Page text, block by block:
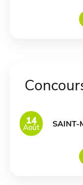
14
Août SAINT-